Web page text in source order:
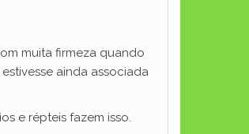
muita firmeza quando
ainda associada
e répteis fazem isso.